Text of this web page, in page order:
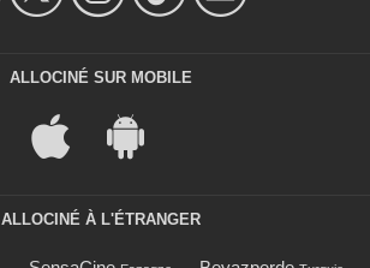
ALLOCINÉ SUR MOBILE
ALLOCINÉ À L'ÉTRANGER